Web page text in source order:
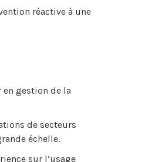
réactive à une
gestion de la
de secteurs
échelle.
sur l’usage